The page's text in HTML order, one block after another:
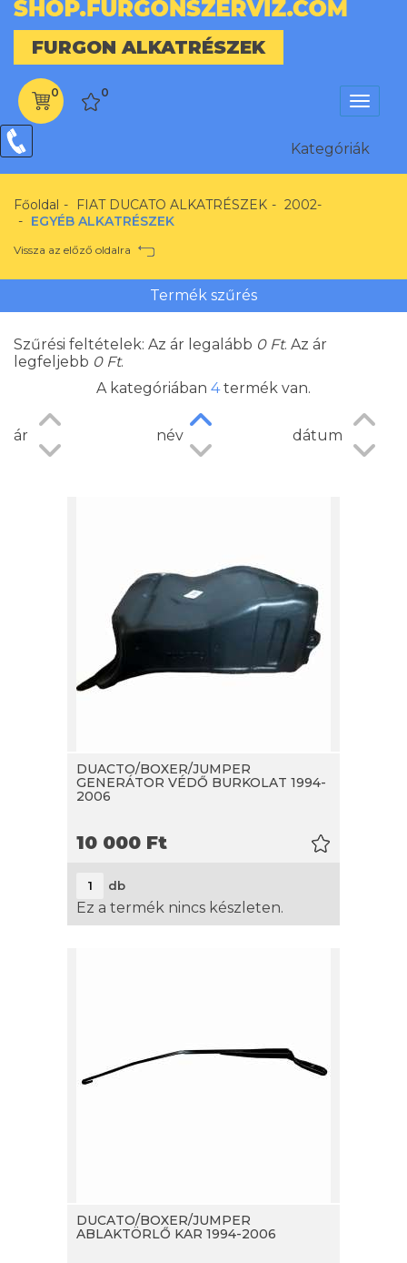
FURGON ALKATRÉSZEK
Menü
0 0
Kategóriák
Kategóriák
Főoldal FIAT DUCATO ALKATRÉSZEK
2002-
EGYÉB ALKATRÉSZEK
Vissza az előző oldalra
Termék szűrés
Szűrési feltételek: Az ár legalább 0Ft. Az ár
legfeljebb 0Ft.
A kategóriában 4termék van.
ár név dátum
DUACTO/BOXER/JUMPER
GENERÁTOR VÉDŐ BURKOLAT 1994-
2006
10 000 Ft
db
Ez a termék nincs készleten.
DUCATO/BOXER/JUMPER
ABLAKTÖRLŐ KAR 1994-2006